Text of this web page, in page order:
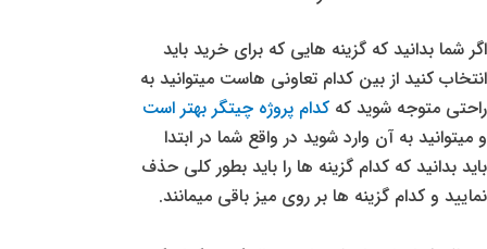
اگر شما بدانید که گزینه هایی که برای خرید باید
انتخاب کنید از بین کدام تعاونی هاست میتوانید به
راحتی متوجه شوید که کدام پروژه چیتگر بهتر است
و میتوانید به آن وارد شوید در واقع شما در ابتدا
باید بدانید که کدام گزینه ها را باید بطور کلی حذف
نمایید و کدام گزینه ها بر روی میز باقی میمانند.